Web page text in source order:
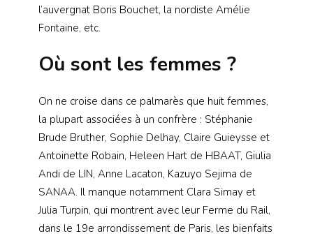
l’auvergnat Boris Bouchet, la nordiste Amélie
Fontaine, etc.
Où sont les femmes ?
On ne croise dans ce palmarès que huit femmes,
la plupart associées à un confrère : Stéphanie
Brude Bruther, Sophie Delhay, Claire Guieysse et
Antoinette Robain, Heleen Hart de HBAAT, Giulia
Andi de LIN, Anne Lacaton, Kazuyo Sejima de
SANAA. Il manque notamment Clara Simay et
Julia Turpin, qui montrent avec leur Ferme du Rail,
dans le 19e arrondissement de Paris, les bienfaits